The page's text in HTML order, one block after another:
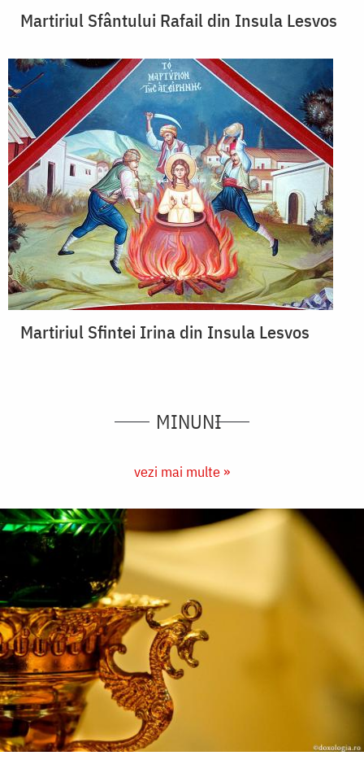
Martiriul Sfântului Rafail din Insula Lesvos
Martiriul Sfintei Irina din Insula Lesvos
MINUNI
vezi mai multe »